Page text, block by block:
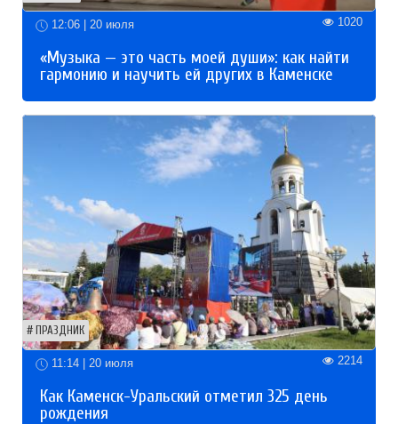
12:06 | 20 июля 1020
«Музыка — это часть моей души»: как найти
гармонию и научить ей других в Каменске
ПРАЗДНИК
11:14 | 20 июля 2214
Как Каменск-Уральский отметил 325 день
рождения